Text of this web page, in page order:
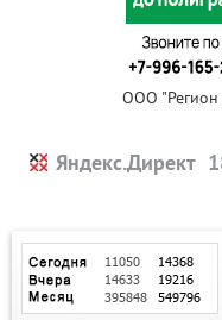
ООО "Регион
Яндекс.Директ